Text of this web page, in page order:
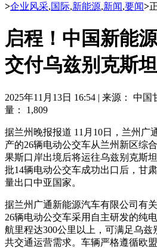
>企业风采,国际,新能源,新闻,要闻>
启程！中国新能
交付乌兹别克斯坦
2025年11月13日 16:54 | 来源： 中国
量： 1,809
据兰州晚报报道 11月10日，兰州广
产的26辆电动公交车从兰州新区综
果斯口岸出境后将运往乌兹别克斯
批14辆电动公交车成功出口后，甘
量出口中亚国家。
据兰州广通新能源汽车有限公司有
26辆电动公交车采用自主研发的纯
航里程达300公里以上，可满足乌
共交通运营需求。车辆严格遵循欧